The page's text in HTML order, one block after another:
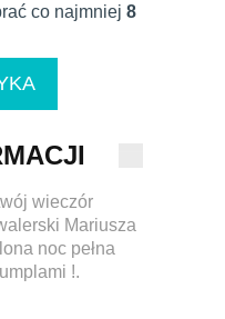
co najmniej 8
wieczór
Mariusza
noc pełna
!.